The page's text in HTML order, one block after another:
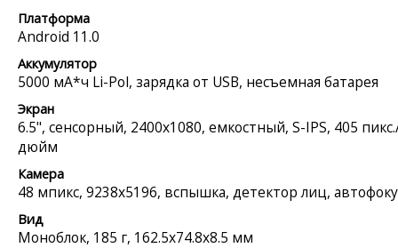
Платформа
Android 11.0
Аккумулятор
5000 мА*ч Li-Pol, зарядка от USB, несъемная батарея
Экран
6.5", сенсорный, 2400x1080, емкостный, S-IPS, 405
дюйм
Камера
48 мпикс, 9238x5196, вспышка, детектор лиц,
Вид
Моноблок, 185 г, 162.5x74.8x8.5 мм